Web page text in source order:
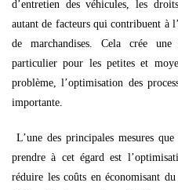
d’entretien des véhicules, les
autant de facteurs qui contribuent à
de marchandises. Cela crée
particulier pour les petites et
problème, l’optimisation des
importante.
L’une des principales mesures
prendre à cet égard est
réduire les coûts en économisant